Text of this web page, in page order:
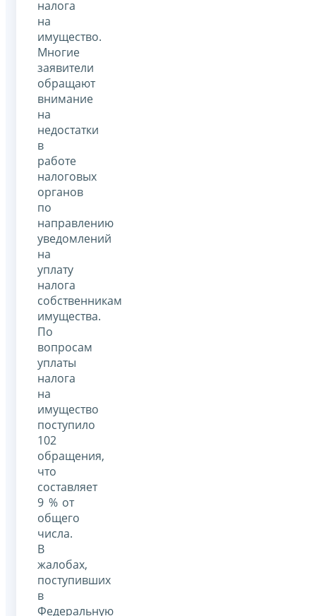
налога
на
имущество.
Многие
заявители
обращают
внимание
на
недостатки
в
работе
налоговых
органов
по
направлению
уведомлений
на
уплату
налога
собственникам
имущества.
По
вопросам
уплаты
налога
на
имущество
поступило
102
обращения,
что
составляет
9 % от
общего
числа.
В
жалобах,
поступивших
в
Федеральную